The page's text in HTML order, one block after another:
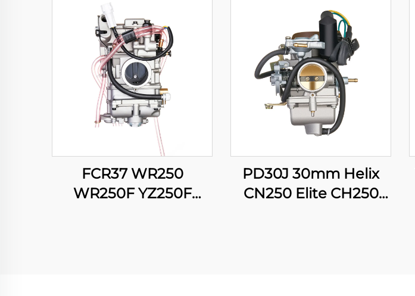
FCR37 WR250
WR250F YZ250F
PD30J 30mm Helix
CN250 Elite CH250